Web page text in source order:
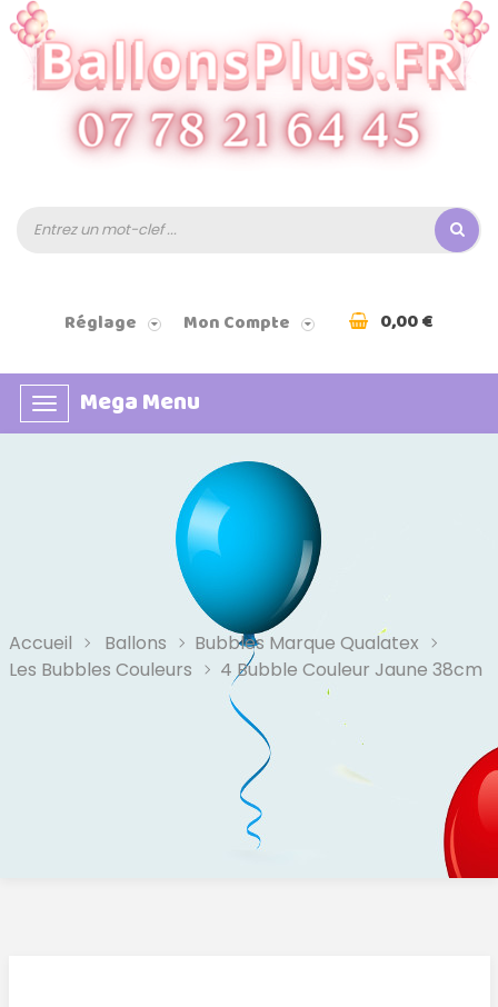
Réglage Mon Compte 0,00 €
Basculer
la
Mega Menu
Accueil Ballons
Bubbles Marque Qualatex
Les Bubbles Couleurs
4 Bubble Couleur Jaune 38cm